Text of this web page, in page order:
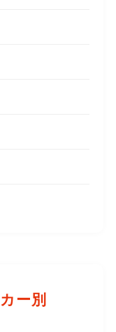
ー別